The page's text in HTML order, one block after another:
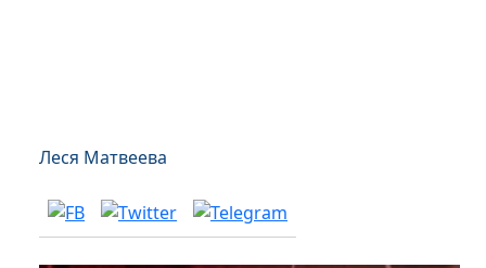
Леся Матвеева